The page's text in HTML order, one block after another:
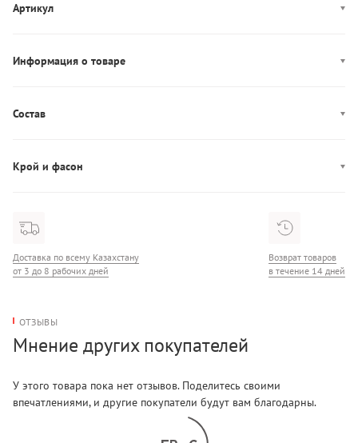
Артикул
Информация о товаре
Декор: логотип
Состав
Крой и фасон
Доставка по всему Казахстану
от 3 до 8 рабочих дней
Возврат товаров
в течение 14 дней
ОТЗЫВЫ
Мнение других покупателей
У этого товара пока нет отзывов. Поделитесь своими
впечатлениями, и другие покупатели будут вам благодарны.